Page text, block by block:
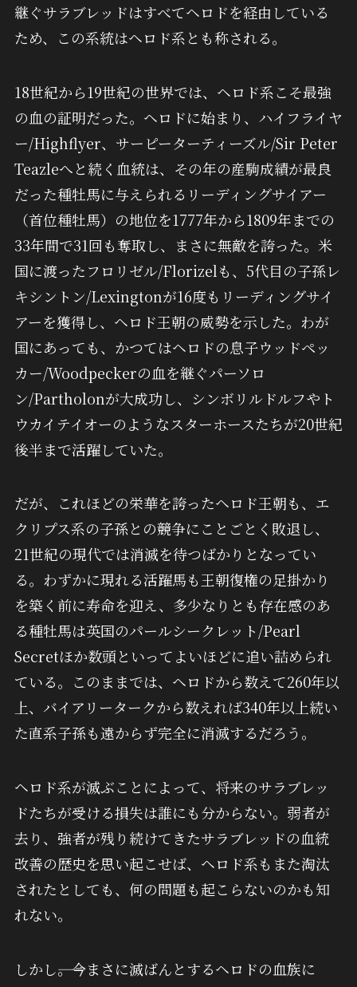
継ぐサラブレッドはすべてヘロドを経由している
ため、この系統はヘロド系とも称される。
18世紀から19世紀の世界では、ヘロド系こそ最強
の血の証明だった。ヘロドに始まり、ハイフライヤ
ー/Highflyer、サーピーターティーズル/Sir Peter
Teazleへと続く血統は、その年の産駒成績が最良
だった種牡馬に与えられるリーディングサイアー
（首位種牡馬）の地位を1777年から1809年までの
33年間で31回も奪取し、まさに無敵を誇った。米
国に渡ったフロリゼル/Florizelも、5代目の子孫レ
キシントン/Lexingtonが16度もリーディングサイ
アーを獲得し、ヘロド王朝の威勢を示した。わが
国にあっても、かつてはヘロドの息子ウッドペッ
カー/Woodpeckerの血を継ぐパーソロ
ン/Partholonが大成功し、シンボリルドルフやト
ウカイテイオーのようなスターホースたちが20世紀
後半まで活躍していた。
だが、これほどの栄華を誇ったヘロド王朝も、エ
クリプス系の子孫との競争にことごとく敗退し、
21世紀の現代では消滅を待つばかりとなってい
る。わずかに現れる活躍馬も王朝復権の足掛かり
を築く前に寿命を迎え、多少なりとも存在感のあ
る種牡馬は英国のパールシークレット/Pearl
Secretほか数頭といってよいほどに追い詰められ
ている。このままでは、ヘロドから数えて260年以
上、バイアリータークから数えれば340年以上続い
た直系子孫も遠からず完全に消滅するだろう。
ヘロド系が滅ぶことによって、将来のサラブレッ
ドたちが受ける損失は誰にも分からない。弱者が
去り、強者が残り続けてきたサラブレッドの血統
改善の歴史を思い起こせば、ヘロド系もまた淘汰
されたとしても、何の問題も起こらないのかも知
れない。
しかし――。今まさに滅ばんとするヘロドの血族に